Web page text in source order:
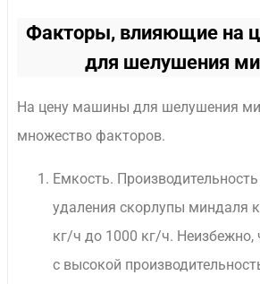
Факторы, влияющие на
для шелушения
На цену машины для шелушения
множество факторов.
Емкость.
удаления скорлупы миндаля
кг/ч до 1000 кг/ч.
с высокой